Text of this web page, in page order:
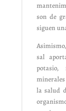
son de
siguen
sal
potasio,
la salud